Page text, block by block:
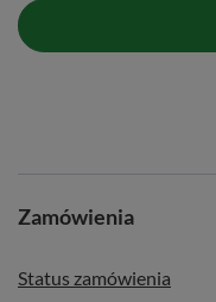
Zamówienia
Status zamówienia